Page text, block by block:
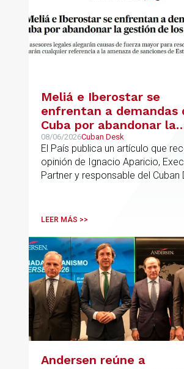
Meliá e Iberostar se
enfrentan a demandas
Cuba por abandonar la
gestión de los hoteles
08/06/2026Cuban Desk
El País publica un artículo que
opinión de Ignacio Aparicio,
Partner y responsable del Cuban
LEER MÁS >>
Andersen reúne a